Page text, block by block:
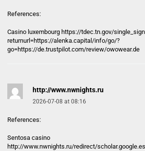
References:
Casino luxembourg https://tdec.tn.gov/
returnurl=https://alenka.capital/info/go/?
go=https://de.trustpilot.com/review/owowear.de
http://www.nwnights.ru
2026-07-08 at 08:16
References:
Sentosa casino
http://www.nwnights.ru/redirect/